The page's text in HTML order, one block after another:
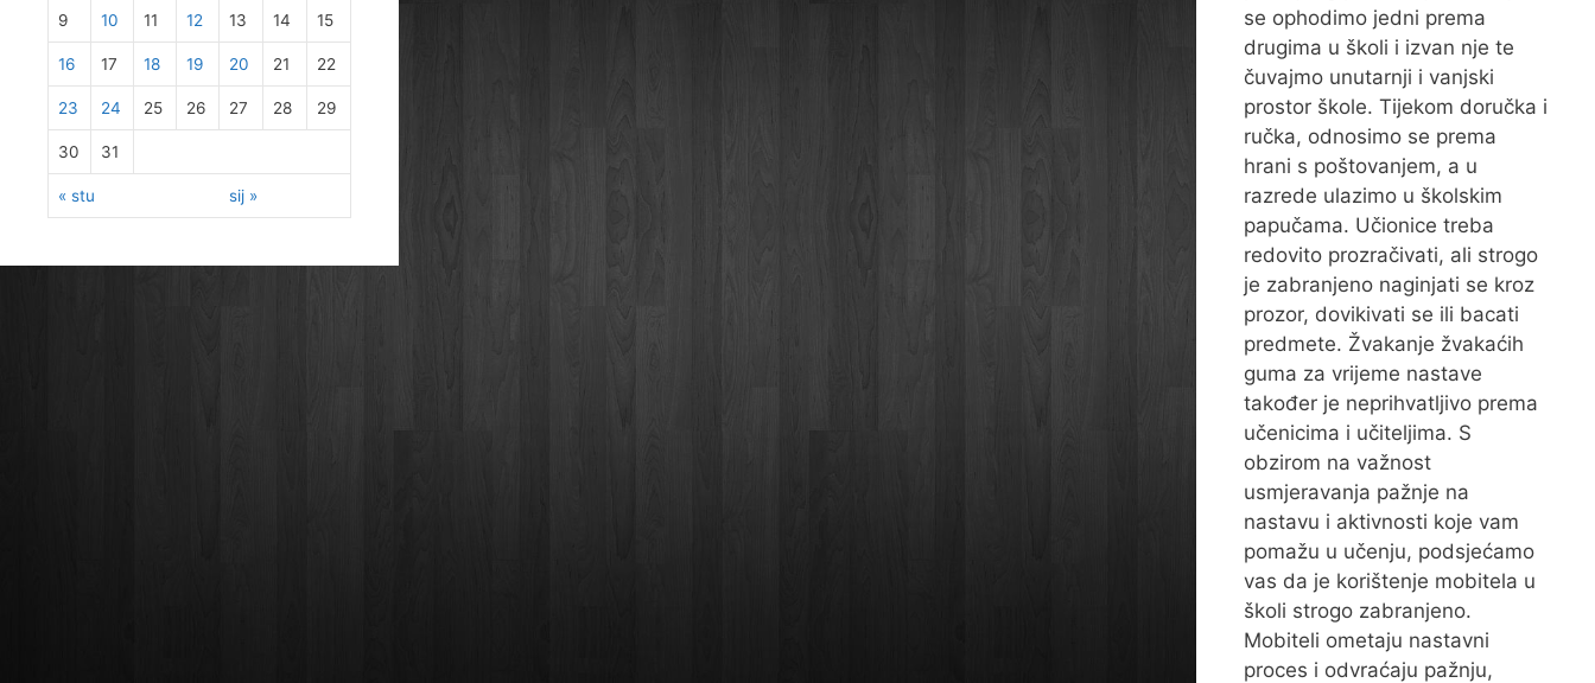
« stu sij »
9 10 11 12 13 14 15
16 17 18 19 20 21 22
23 24 25 26 27 28 29
30 31
se ophodimo jedni prema
drugima u školi i izvan nje te
čuvajmo unutarnji i vanjski
prostor škole. Tijekom doručka i
ručka, odnosimo se prema
hrani s poštovanjem, a u
razrede ulazimo u školskim
papučama. Učionice treba
redovito prozračivati, ali strogo
je zabranjeno naginjati se kroz
prozor, dovikivati se ili bacati
predmete. Žvakanje žvakaćih
guma za vrijeme nastave
također je neprihvatljivo prema
učenicima i učiteljima. S
obzirom na važnost
usmjeravanja pažnje na
nastavu i aktivnosti koje vam
pomažu u učenju, podsjećamo
vas da je korištenje mobitela u
školi strogo zabranjeno.
Mobiteli ometaju nastavni
proces i odvraćaju pažnju,